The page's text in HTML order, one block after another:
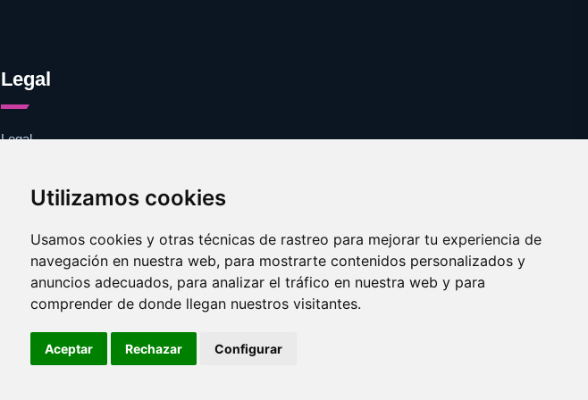
Utilizamos cookies
Usamos cookies y otras técnicas de rastreo para mejorar tu experiencia de
navegación en nuestra web, para mostrarte contenidos personalizados y
anuncios adecuados, para analizar el tráfico en nuestra web y para
comprender de donde llegan nuestros visitantes.
Aceptar Rechazar Configurar
Legal
Legal
Contacto